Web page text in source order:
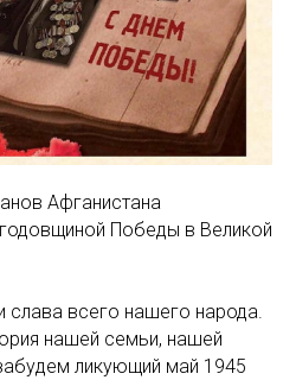
Афганистана
Победы в Великой
всего нашего народа.
нашей семьи, нашей
ликующий май 1945